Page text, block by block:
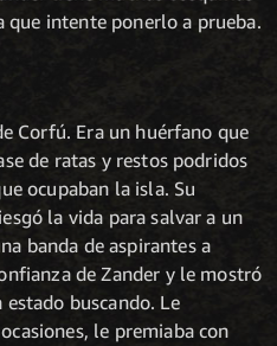
que intente ponerlo a prueba.
Corfú. Era un huérfano que
de ratas y restos podridos
ocupaban la isla. Su
la vida para salvar a un
banda de aspirantes a
de Zander y le mostró
buscando. Le
le premiaba con